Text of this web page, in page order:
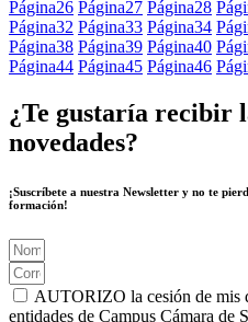
Página26 Página27 Página28
Página32 Página33 Página34
Página38 Página39 Página40
Página44 Página45 Página46
¿Te gustaría recibir
novedades?
¡Suscríbete a nuestra Newsletter y no te
formación!
AUTORIZO la cesión de mis
entidades de Campus Cámara de